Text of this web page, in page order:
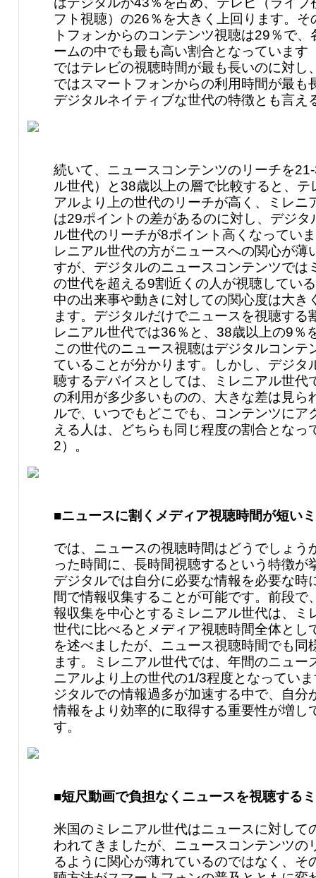
フト視聴）の26％を大きく上回ります。そ
トフォンからのコンテンツ視聴は29％で
ームの中でも最も高い割合となっています
ではテレビの視聴時間が最も長いのに対し
ではスマートフォンからの利用時間が最も
デジタルネイティブな世代の特徴とも言え
続いて、ニュースコンテンツのリーチを
ル世代）と38歳以上の層で比較すると、テ
アルより上の世代のリーチが高く、ミレニ
は29ポイントの差があるのに対し、デジタ
ル世代のリーチが8ポイント高くなってい
レニアル世代の方がニュースへの関心が薄
すが、デジタルのニュースコンテンツでは
の世代を超える9割近くの人が視聴してい
中の出来事や動きに対しての関心度は大き
ます。デジタルだけでニュースを視聴する
レニアル世代では36％と、38歳以上の9％
この世代のニュース視聴はデジタルコンテ
ていることが分かります。しかし、デジタ
聴するデバイスとしては、ミレニアル世代
の利用が多少多いものの、大きな差は見ら
ルで、いつでもどこでも、コンテンツにア
える人は、どちらも同じ程度の割合となっ
2）。
■ニュースに割くメディア視聴時間が短い
では、ニュースの視聴時間はどうでしょう
った時間に、長時間視聴するという特徴が
デジタルでは自分に必要な情報を必要な時
間で情報収集することが可能です。前段で
報収集を中心とするミレニアル世代は、ミ
世代に比べるとメディア視聴時間全体とし
を述べましたが、ニュース視聴時間でも同
ます。ミレニアル世代では、年間のニュー
ニアルより上の世代の1/3程度となってい
ジタルでの情報過多が加速する中で、自分
情報をより効率的に取得する重要性が増し
す。
■短尺動画で負担なくニュースを視聴する
米国のミレニアル世代はニュースに対して
われてきましたが、ニュースコンテンツの
るように関心が薄れているのではなく、そ